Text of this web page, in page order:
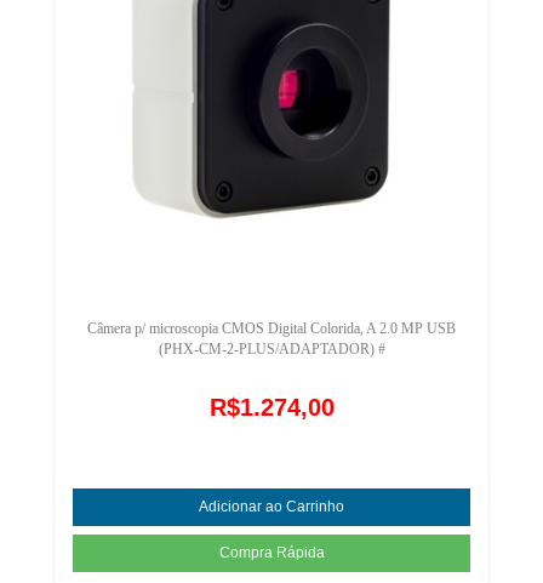
Câmera p/ microscopia CMOS Digital Colorida, A 2.0 MP USB
(PHX-CM-2-PLUS/ADAPTADOR) #
R$1.274,00